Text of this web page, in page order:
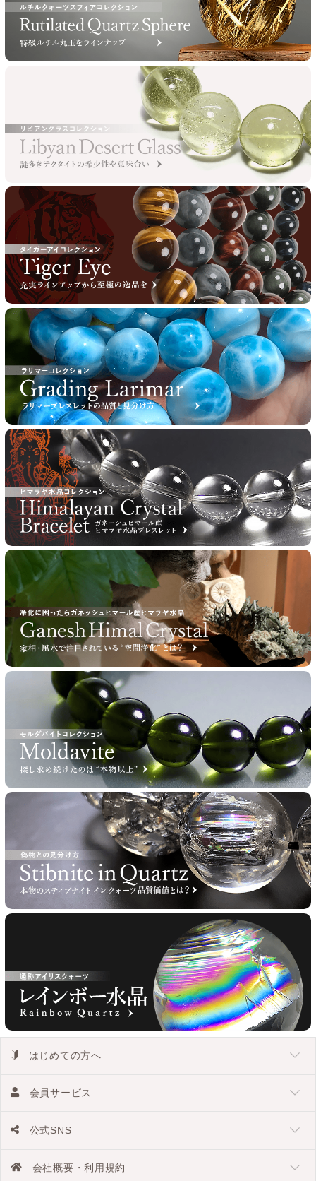
はじめての方へ
会員サービス
公式SNS
会社概要・利用規約